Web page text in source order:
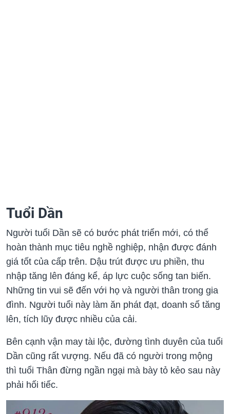
Tuổi Dần
Người tuổi Dần sẽ có bước phát triển mới, có thể
hoàn thành mục tiêu nghề nghiệp, nhận được đánh
giá tốt của cấp trên. Dậu trút được ưu phiền, thu
nhập tăng lên đáng kể, áp lực cuộc sống tan biến.
Những tin vui sẽ đến với họ và người thân trong gia
đình. Người tuổi này làm ăn phát đạt, doanh số tăng
lên, tích lũy được nhiều của cải.
Bên cạnh vận may tài lộc, đường tình duyên của tuổi
Dần cũng rất vượng. Nếu đã có người trong mộng
thì tuổi Thân đừng ngần ngại mà bày tỏ kẻo sau này
phải hối tiếc.